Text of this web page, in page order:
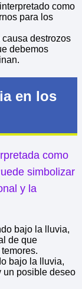
como
para los
destrozos
debemos
en los
como
simbolizar
y la
bajo la lluvia,
de que
bajo la lluvia,
un posible deseo